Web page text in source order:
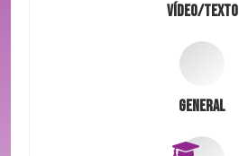
Vídeo/Texto
General